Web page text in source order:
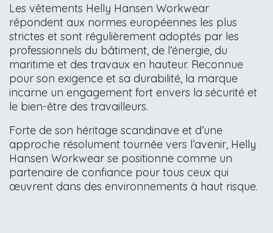
Les vêtements Helly Hansen Workwear
répondent aux normes européennes les plus
strictes et sont régulièrement adoptés par les
professionnels du bâtiment, de l’énergie, du
maritime et des travaux en hauteur. Reconnue
pour son exigence et sa durabilité, la marque
incarne un engagement fort envers la sécurité et
le bien-être des travailleurs.
Forte de son héritage scandinave et d’une
approche résolument tournée vers l’avenir, Helly
Hansen Workwear se positionne comme un
partenaire de confiance pour tous ceux qui
œuvrent dans des environnements à haut risque.